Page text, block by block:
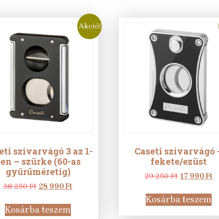
Akció!
szivarvágó 3 az 1-
– szürke (60-as
gyűrűméretig)
38 250Ft Original
was:
38
28 990FtCurrent
Kosárba teszem
Caseti szivarvágó
fekete/ezüst
29 250Ft Original
was:
29
250 Ft.
17 990Ft
Kosárba teszem